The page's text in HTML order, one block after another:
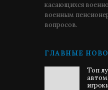
касающихся
военным
вопросов.
ГЛАВНЫЕ
Топ